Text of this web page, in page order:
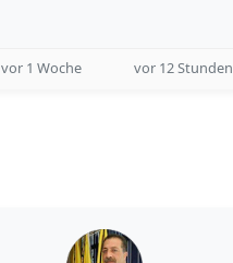
vor 1 Woche vor 12 Stunden